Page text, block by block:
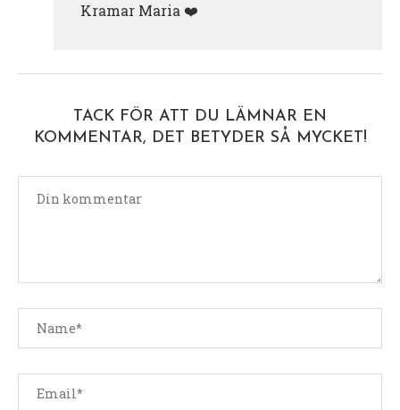
Kramar Maria ❤️
TACK FÖR ATT DU LÄMNAR EN
KOMMENTAR, DET BETYDER SÅ MYCKET!